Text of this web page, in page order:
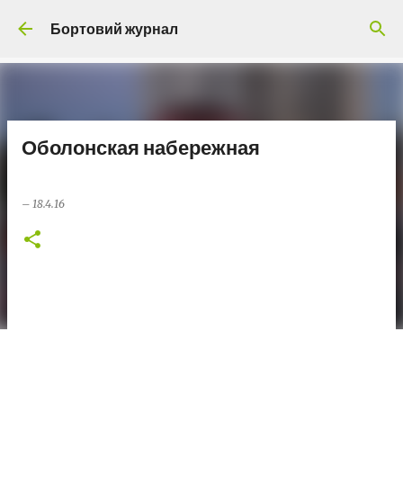
Перейти до основного вмісту
Бортовий журнал
Оболонская набережная
– 18.4.16